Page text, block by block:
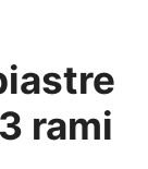
rami